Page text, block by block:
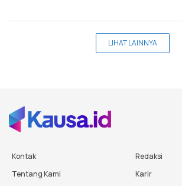
LIHAT LAINNYA
Kontak
Redaksi
Tentang Kami
Karir